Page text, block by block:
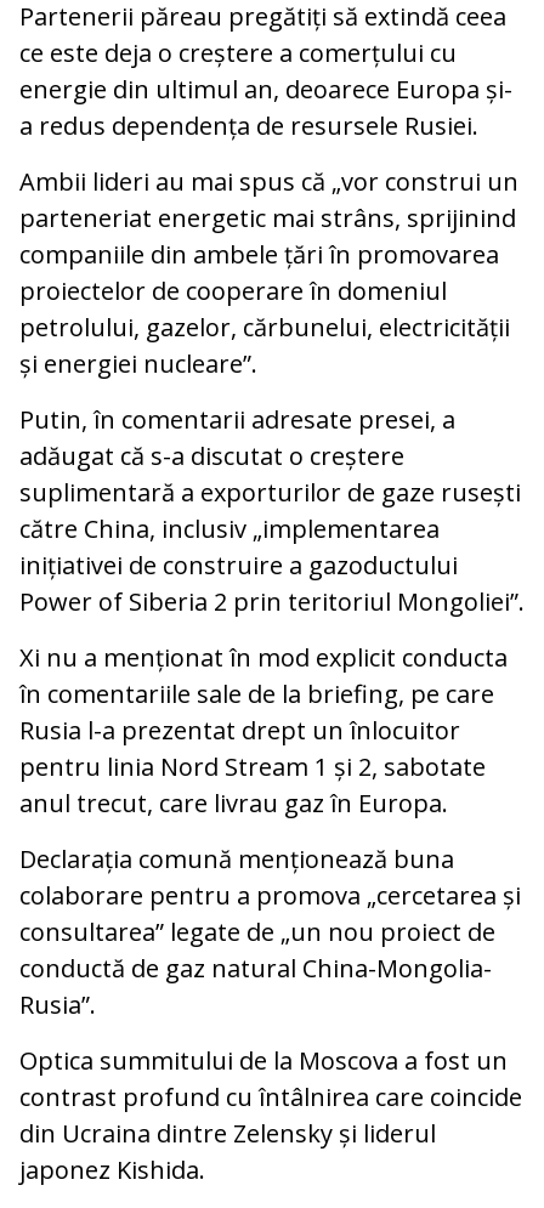
Partenerii păreau pregătiți să extindă ceea
ce este deja o creștere a comerțului cu
energie din ultimul an, deoarece Europa și-
a redus dependența de resursele Rusiei.
Ambii lideri au mai spus că „vor construi un
parteneriat energetic mai strâns, sprijinind
companiile din ambele țări în promovarea
proiectelor de cooperare în domeniul
petrolului, gazelor, cărbunelui, electricității
și energiei nucleare”.
Putin, în comentarii adresate presei, a
adăugat că s-a discutat o creștere
suplimentară a exporturilor de gaze rusești
către China, inclusiv „implementarea
inițiativei de construire a gazoductului
Power of Siberia 2 prin teritoriul Mongoliei”.
Xi nu a menționat în mod explicit conducta
în comentariile sale de la briefing, pe care
Rusia l-a prezentat drept un înlocuitor
pentru linia Nord Stream 1 și 2, sabotate
anul trecut, care livrau gaz în Europa.
Declarația comună menționează buna
colaborare pentru a promova „cercetarea și
consultarea” legate de „un nou proiect de
conductă de gaz natural China-Mongolia-
Rusia”.
Optica summitului de la Moscova a fost un
contrast profund cu întâlnirea care coincide
din Ucraina dintre Zelensky și liderul
japonez Kishida.